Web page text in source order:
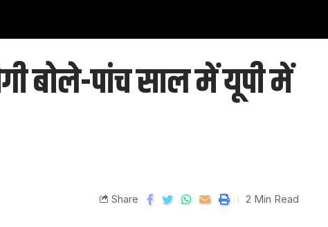
बोले-पांच साल में यूपी में
Share 2 Min Read